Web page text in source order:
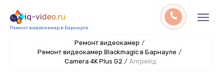
iq-video.ru
Ремонт видеокамер в Барнауле
Ремонт видеокамер /
Ремонт видеокамер Blackmagic в Барнауле /
Camera 4K Plus G2 / Апгрейд